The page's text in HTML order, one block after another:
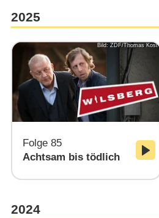
2025
Bild: ZDF/Thomas Kost
Folge 85
Achtsam bis tödlich
2024